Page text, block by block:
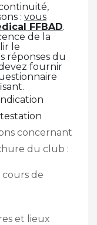
: vous
FFBAD.
de la
le
réponses du
fournir
concernant
du club :
cours de
et lieux